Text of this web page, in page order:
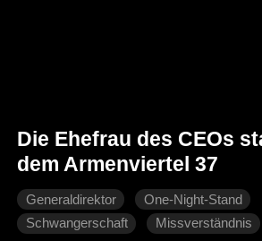
Die Ehefrau des CEOs
dem Armenviertel 37
Generaldirektor
One-Night-Stand
Schwangerschaft
Missverständnis